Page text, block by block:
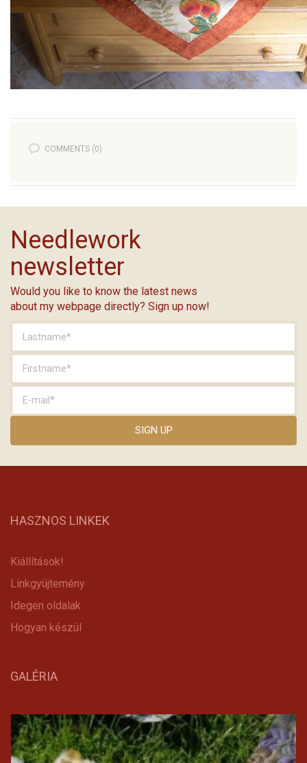
COMMENTS (0)
Needlework
newsletter
Would you like to know the latest news
about my webpage directly? Sign up now!
HASZNOS LINKEK
Kiállítások!
Linkgyüjtemény
Idegen oldalak
Hogyan készül
GALÉRIA